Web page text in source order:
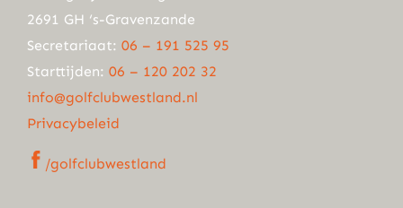
2691 GH ‘s-Gravenzande
Secretariaat: 06 – 191 525 95
Starttijden: 06 – 120 202 32
info@golfclubwestland.nl
Privacybeleid
/golfclubwestland